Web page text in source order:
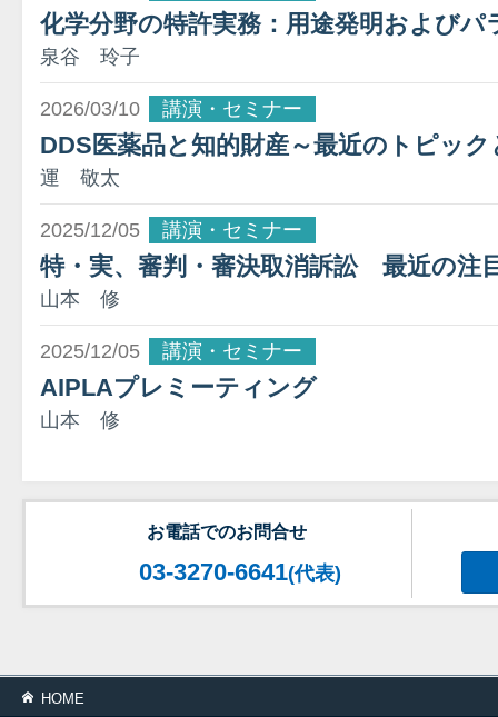
化学分野の特許実務：用途発明およびパ
泉谷 玲子
2026/03/10 講演・セミナー
DDS医薬品と知的財産～最近のトピッ
運 敬太
2025/12/05 講演・セミナー
特・実、審判・審決取消訴訟 最近の注
山本 修
2025/12/05 講演・セミナー
AIPLAプレミーティング
山本 修
お電話でのお問合せ
03-3270-6641(代表)
HOME